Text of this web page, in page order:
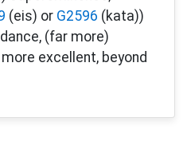
(eis) or G2596 (kata))
(far more)
excellent, beyond